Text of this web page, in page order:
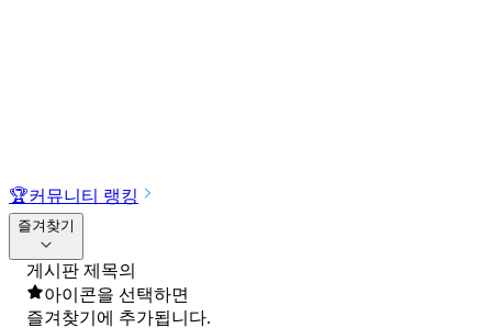
🏆커뮤니티 랭킹
즐겨찾기
게시판 제목의
아이콘을 선택하면
즐겨찾기에 추가됩니다.